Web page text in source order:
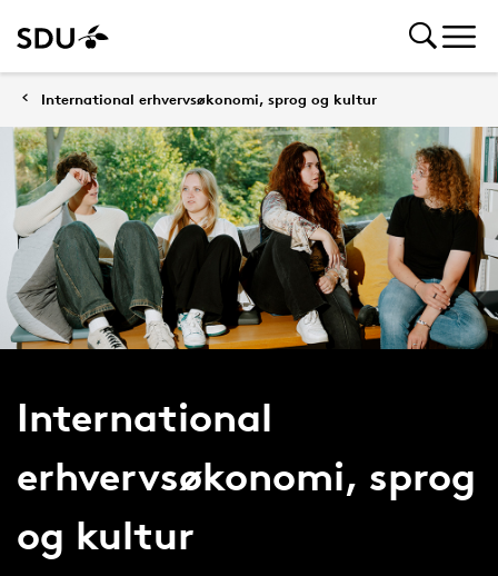
International erhvervsøkonomi, sprog og kultur
International
erhvervsøkonomi, sprog
og kultur